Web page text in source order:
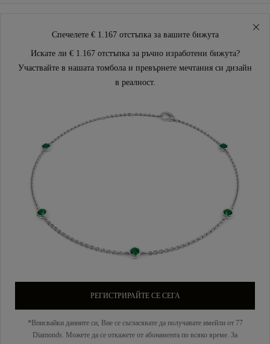
Спечелете € 1.167 отстъпка за вашите бижута
Искате ли € 1.167 отстъпка за ръчно изработени бижута?
Участвайте в нашата томбола и превърнете мечтания си дизайн
в реалност.
РЕГИСТРИРАЙТЕ СЕ СЕГА
*Вписвайки данните си, Вие се съгласявате да получавате имейли от 77
Diamonds. Можете да се откажете от абонамента по всяко време. За